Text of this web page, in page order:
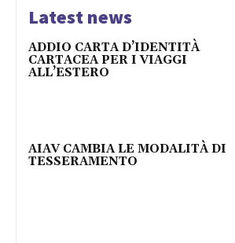
Latest news
ADDIO CARTA D’IDENTITÀ
CARTACEA PER I VIAGGI
ALL’ESTERO
AIAV CAMBIA LE MODALITÀ DI
TESSERAMENTO